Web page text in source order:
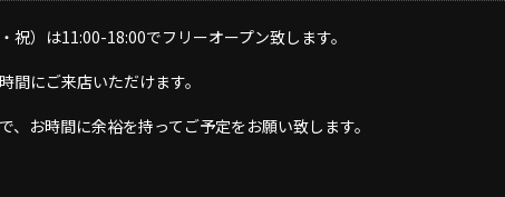
祝）は11:00-18:00でフリーオープン致します。
間にご来店いただけます。
、お時間に余裕を持ってご予定をお願い致します。